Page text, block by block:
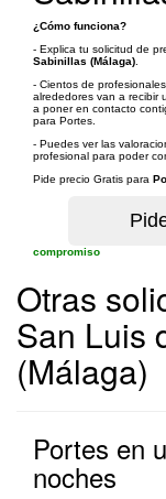
¿Cómo funciona?
- Explica tu solicitud de
Sabinillas (Málaga)
- Cientos de
alrededores van a recibir
a poner en contacto
para Portes.
- Puedes ver las
profesional para poder
Pide precio Gratis para
compromiso
Otras
San Luis
(Málaga)
Portes en
noches